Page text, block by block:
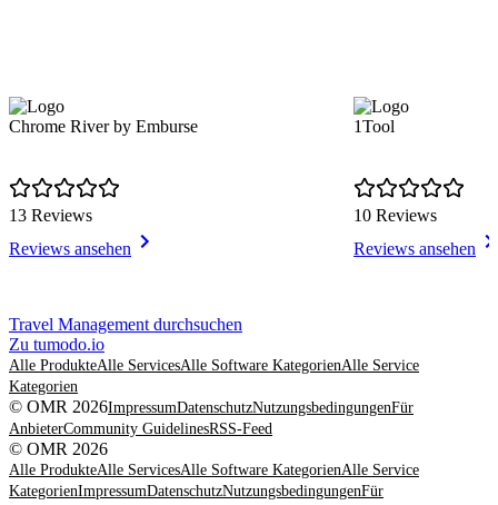
Chrome River by Emburse
13 Reviews
Reviews ansehen
1Tool
10 Reviews
Reviews ansehen
Item
1
of
8
Travel Management durchsuchen
Zu tumodo.io
Alle ProdukteAlle ServicesAlle Software KategorienAlle Service
Kategorien
© OMR 2026ImpressumDatenschutzNutzungsbedingungenFür
AnbieterCommunity GuidelinesRSS-Feed
© OMR 2026
Alle ProdukteAlle ServicesAlle Software KategorienAlle Service
KategorienImpressumDatenschutzNutzungsbedingungenFür